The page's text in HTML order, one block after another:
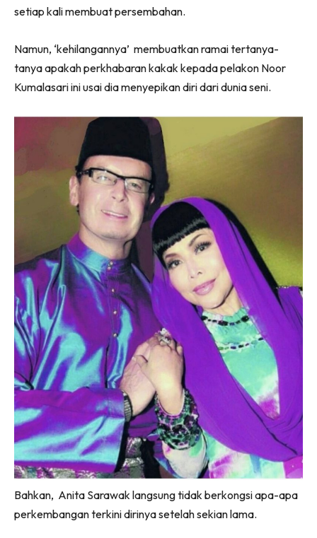
setiap kali membuat persembahan.
Namun, ‘kehilangannya’ membuatkan ramai tertanya-
tanya apakah perkhabaran kakak kepada pelakon Noor
Kumalasari ini usai dia menyepikan diri dari dunia seni.
Bahkan, Anita Sarawak langsung tidak berkongsi apa-apa
perkembangan terkini dirinya setelah sekian lama.